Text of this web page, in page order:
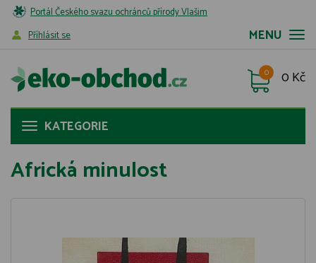
Portál Českého svazu ochránců přírody Vlašim
MENU
Příhlásit se
0 Kč
0
KATEGORIE
Africká minulost